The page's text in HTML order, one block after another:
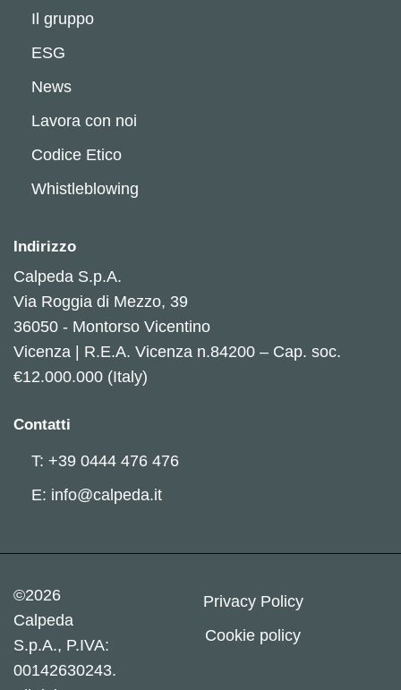
Il gruppo
ESG
News
Lavora con noi
Codice Etico
Whistleblowing
Indirizzo
Calpeda S.p.A.
Via Roggia di Mezzo, 39
36050 - Montorso Vicentino
Vicenza | R.E.A. Vicenza n.84200 – Cap. soc.
€12.000.000 (Italy)
Contatti
T: +39 0444 476 476
E: info@calpeda.it
©2026
Calpeda
S.p.A., P.IVA:
00142630243.
Privacy Policy
Cookie policy